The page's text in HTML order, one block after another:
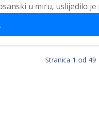
u miru, uslijedilo
Stranica 1 od 49